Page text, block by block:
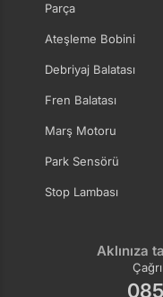
Parça
Ateşleme Bobini
Debriyaj Balatası
Fren Balatası
Marş Motoru
Park Sensörü
Stop Lambası
Aklınıza